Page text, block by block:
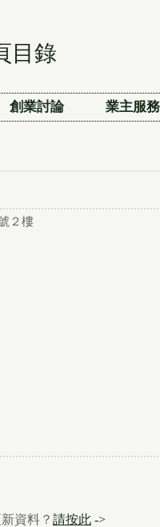
目錄
創業討論 業主服務
２樓
資料？ 請按此 ->